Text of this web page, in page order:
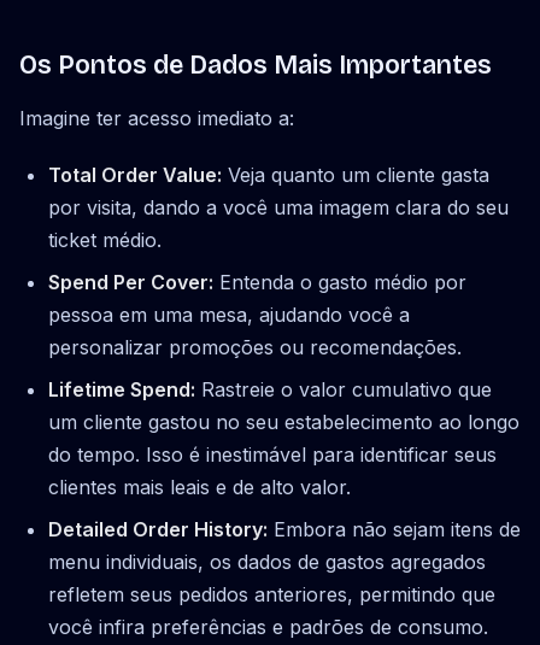
Os Pontos de Dados Mais Importantes
Imagine ter acesso imediato a:
Total Order Value: Veja quanto um cliente gasta
por visita, dando a você uma imagem clara do seu
ticket médio.
Spend Per Cover: Entenda o gasto médio por
pessoa em uma mesa, ajudando você a
personalizar promoções ou recomendações.
Lifetime Spend: Rastreie o valor cumulativo que
um cliente gastou no seu estabelecimento ao longo
do tempo. Isso é inestimável para identificar seus
clientes mais leais e de alto valor.
Detailed Order History: Embora não sejam itens de
menu individuais, os dados de gastos agregados
refletem seus pedidos anteriores, permitindo que
você infira preferências e padrões de consumo.